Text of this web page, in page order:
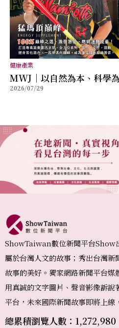
健康產業
MWJ｜以自然為本、科學
福的全方位保健品牌
2026/07/29
ShowTaiwan數位新聞平台Show
屬於台灣人文的故事；秀出台灣新
故事的美好。獨家網路新聞平台媒
用真誠的文字圖片、聲音影像訴說
平台，未來國際新聞故事即將上線
總累積瀏覽人數：1,272,980